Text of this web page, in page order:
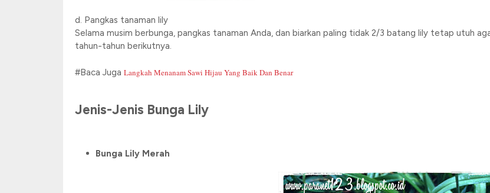
d. Pangkas tanaman lily
Selama musim berbunga, pangkas tanaman Anda, dan biarkan paling tidak 2/3 batang lily tetap utuh
tahun-tahun berikutnya.
#Baca Juga Langkah Menanam Sawi Hijau Yang Baik Dan Benar
Jenis-Jenis Bunga Lily
Bunga Lily Merah